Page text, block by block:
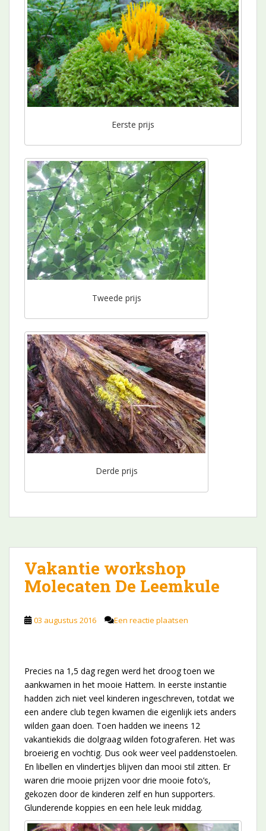
Eerste prijs
Tweede prijs
Derde prijs
Vakantie workshop
Molecaten De Leemkule
03 augustus 2016 Een reactie plaatsen
Precies na 1,5 dag regen werd het droog toen we
aankwamen in het mooie Hattem. In eerste instantie
hadden zich niet veel kinderen ingeschreven, totdat we
een andere club tegen kwamen die eigenlijk iets anders
wilden gaan doen. Toen hadden we ineens 12
vakantiekids die dolgraag wilden fotograferen. Het was
broeierig en vochtig. Dus ook weer veel paddenstoelen.
En libellen en vlindertjes blijven dan mooi stil zitten. Er
waren drie mooie prijzen voor drie mooie foto’s,
gekozen door de kinderen zelf en hun supporters.
Glunderende koppies en een hele leuk middag.